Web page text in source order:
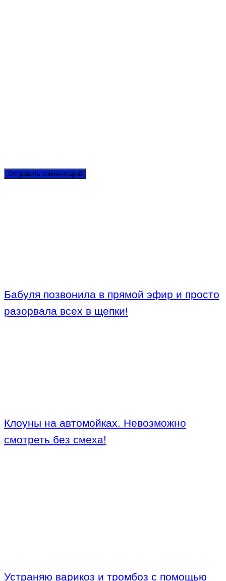
Бабуля позвонила в прямой эфир и просто
разорвала всех в щепки!
Клоуны на автомойках. Невозможно
смотреть без смеха!
Устраняю варикоз и тромбоз с помощью